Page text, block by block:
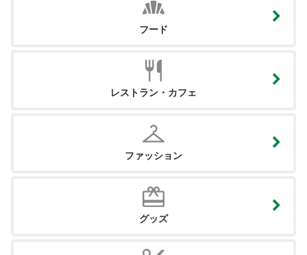
フード
レストラン・カフェ
ファッション
グッズ